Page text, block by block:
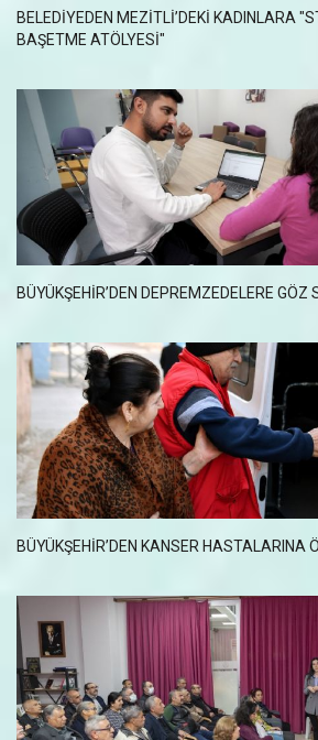
BELEDIYEDEN MEZITLI’DEKI KADINLARA
BAŞETME ATÖLYESI"
BÜYÜKŞEHİR’DEN DEPREMZEDELERE GÖZ
BÜYÜKŞEHİR’DEN KANSER HASTALARINA